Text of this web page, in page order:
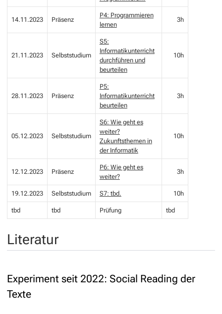
14.11.2023 Präsenz
P4: Programmieren
lernen
3h
21.11.2023 Selbststudium
S5:
Informatikunterricht
durchführen und
beurteilen
10h
28.11.2023 Präsenz
P5:
Informatikunterricht
beurteilen
3h
05.12.2023 Selbststudium
S6: Wie geht es
weiter?
Zukunftsthemen in
der Informatik
10h
12.12.2023 Präsenz
P6: Wie geht es
weiter?
3h
19.12.2023 Selbststudium S7: tbd. 10h
tbd tbd Prüfung tbd
Literatur
Experiment seit 2022: Social Reading der
Texte